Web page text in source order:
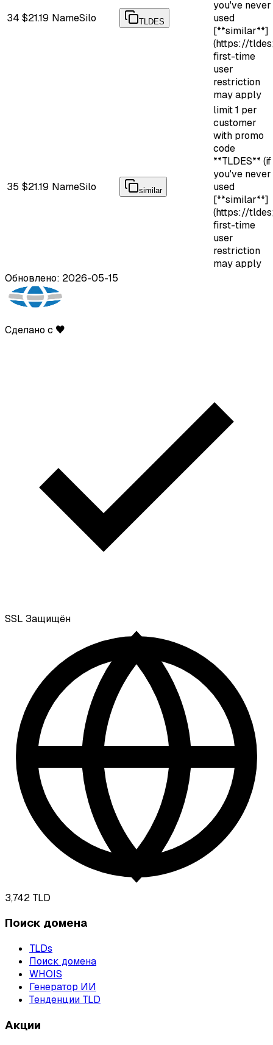
34 $21.19 NameSilo TLDES
you've never
used
[**similar**]
(https://
first-time
user
restriction
may apply
35 $21.19 NameSilo similar
limit 1 per
customer
with promo
code
**TLDES** (if
you've never
used
[**similar**]
(https://
first-time
user
restriction
may apply
Обновлено: 2026-05-15
Сделано с ♥
SSL Защищён
3,742 TLD
Поиск домена
TLDs
Поиск домена
WHOIS
Генератор ИИ
Тенденции TLD
Акции